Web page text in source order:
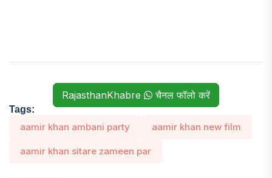
RajasthanKhabre चैनल फॉलो करें
Tags:
aamir khan ambani party aamir khan new film
aamir khan sitare zameen par